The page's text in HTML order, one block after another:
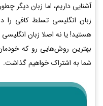
آشنایی داریم، اما زبان دیگر
زبان انگلیسی تسلط کافی را
هستید! یا نه اصلا زبان
بهترین روش‌هایی رو که خودمان
شما به اشتراک خواهیم گذاشت.